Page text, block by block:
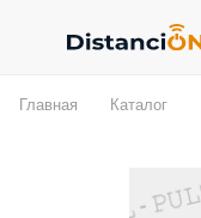
Главная Каталог